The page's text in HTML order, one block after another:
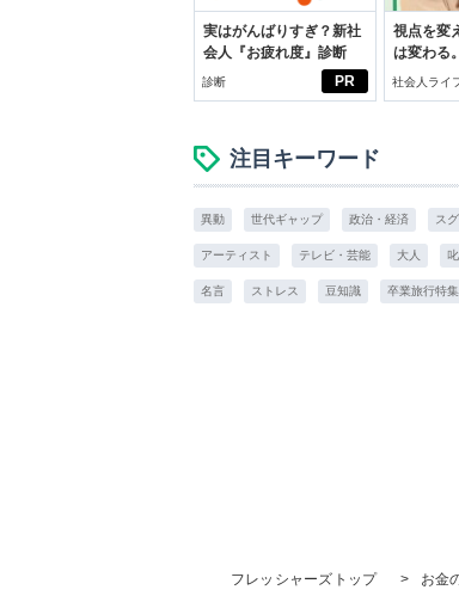
PR
実はがんばりすぎ？新社
会人『お疲れ度』診断
診断
視点を変
は変わる
社会人ライ
注目キーワード
異動 世代ギャップ 政治・経済 ス
アーティスト テレビ・芸能 大人
名言 ストレス 豆知識 卒業旅行特集
フレッシャーズトップ
> お金